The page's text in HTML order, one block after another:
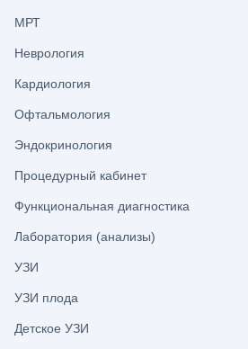
МРТ
Неврология
Кардиология
Офтальмология
Эндокринология
Процедурный кабинет
Функциональная диагностика
Лаборатория (анализы)
УЗИ
УЗИ плода
Детское УЗИ